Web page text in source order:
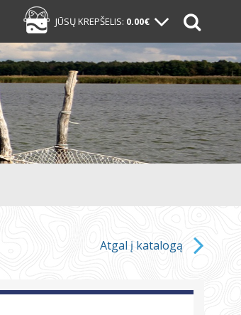
JŪSŲ KREPŠELIS: 0.00€
Atgal į katalogą